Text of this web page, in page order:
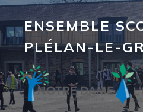
ENSEMBLE
PLÉLAN-LE-